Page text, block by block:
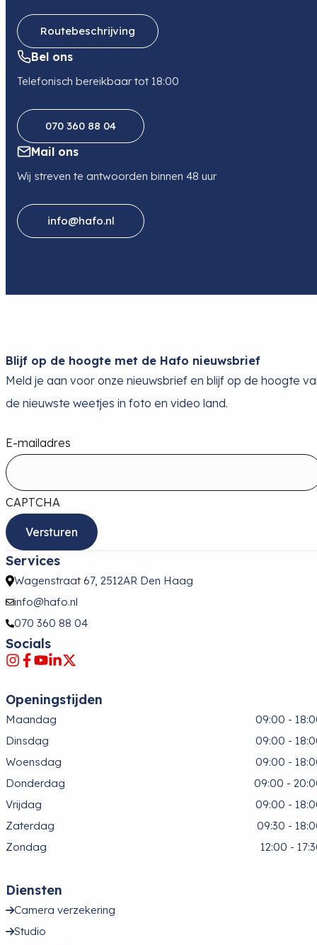
Routebeschrijving
Bel ons
Telefonisch bereikbaar tot 18:00
070 360 88 04
Mail ons
Wij streven te antwoorden binnen 48 uur
info@hafo.nl
Blijf op de hoogte met de Hafo nieuwsbrief
Meld je aan voor onze nieuwsbrief en blijf op de hoogte
de nieuwste weetjes in foto en video land.
E-mailadres
CAPTCHA
Services
Wagenstraat 67, 2512AR Den Haag
info@hafo.nl
070 360 88 04
Socials
Openingstijden
Maandag
09:00 -
Dinsdag
09:00 -
Woensdag
09:00 -
Donderdag
09:00 -
Vrijdag
09:00 -
Zaterdag
09:30 -
Zondag
12:00 -
Diensten
Camera verzekering
Studio